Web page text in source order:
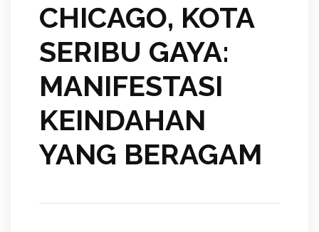
CHICAGO, KOTA
SERIBU GAYA:
MANIFESTASI
KEINDAHAN
YANG BERAGAM